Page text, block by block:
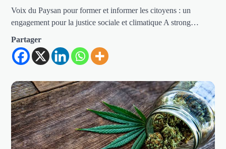
Voix du Paysan pour former et informer les citoyens : un
engagement pour la justice sociale et climatique A strong…
Partager